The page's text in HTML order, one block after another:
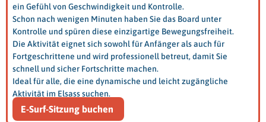
ein Gefühl von Geschwindigkeit und Kontrolle.
Schon nach wenigen Minuten haben Sie das Board unter
Kontrolle und spüren diese einzigartige Bewegungsfreiheit.
Die Aktivität eignet sich sowohl für Anfänger als auch für
Fortgeschrittene und wird professionell betreut, damit Sie
schnell und sicher Fortschritte machen.
Ideal für alle, die eine dynamische und leicht zugängliche
Aktivität im Elsass suchen.
E-Surf-Sitzung buchen